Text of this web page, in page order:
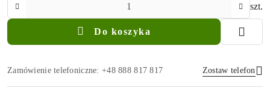
szt.
Do koszyka
Zamówienie telefoniczne: +48 888 817 817 Zostaw telefon